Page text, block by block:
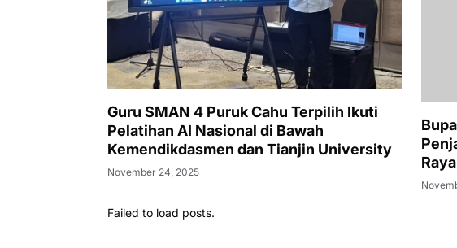
Guru SMAN 4 Puruk Cahu Terpilih Ikuti
Pelatihan AI Nasional di Bawah
Kemendikdasmen dan Tianjin University
November 24, 2025